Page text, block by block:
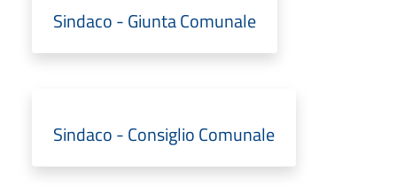
Sindaco - Giunta Comunale
Sindaco - Consiglio Comunale